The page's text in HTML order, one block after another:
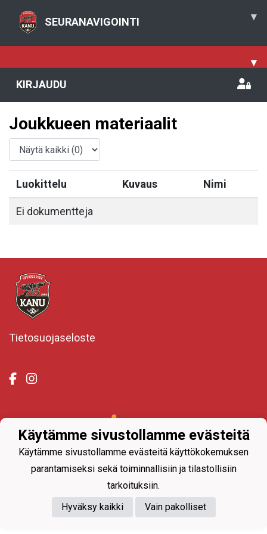
SEURANAVIGOINTI ▾
▾
KIRJAUDU
Joukkueen materiaalit
Luokittelu Kuvaus Nimi
Ei dokumentteja
Tietosuojaseloste
Käytämme sivustollamme evästeitä
Käytämme sivustollamme evästeitä käyttökokemuksen
parantamiseksi sekä toiminnallisiin ja tilastollisiin
tarkoituksiin.
Hyväksy kaikki
Vain pakolliset